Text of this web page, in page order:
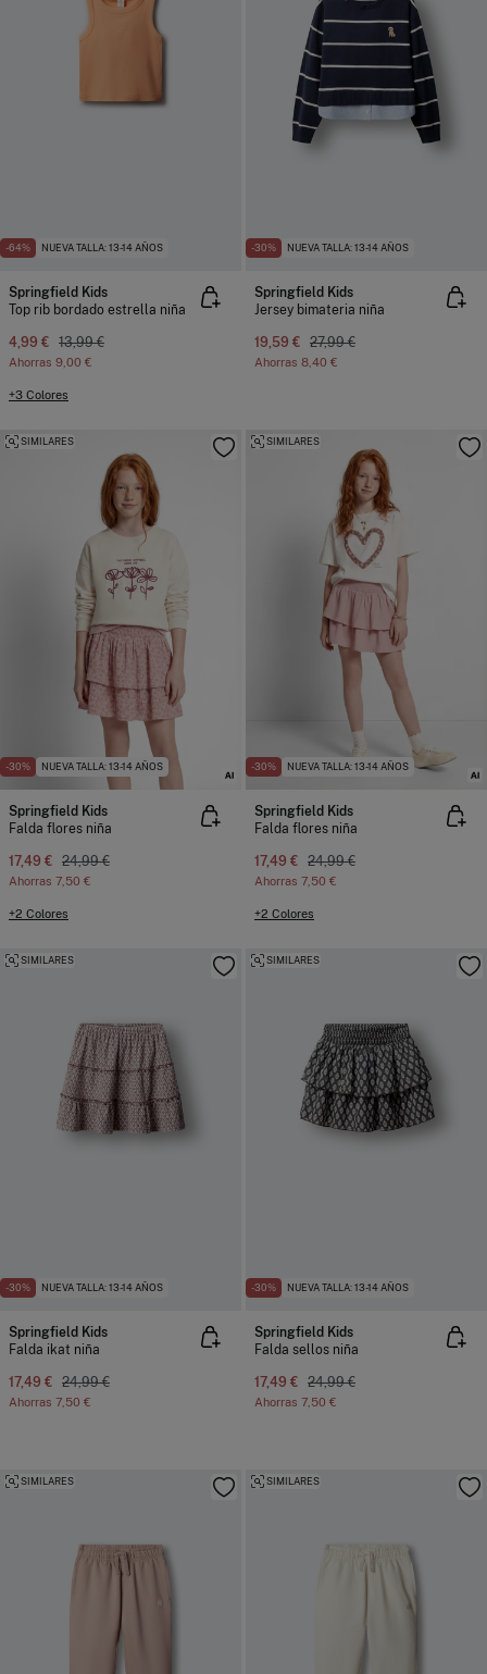
-64% NUEVA TALLA: 13-14 AÑOS
Springfield Kids
Top rib bordado estrella niña
4,99 € 13,99 €
Ahorras 9,00 €
+3 Colores
-30% NUEVA TALLA: 13-14 AÑOS
Springfield Kids
Jersey bimateria niña
19,59 € 27,99 €
Ahorras 8,40 €
-30% NUEVA TALLA: 13-14 AÑOS
SIMILARES
Springfield Kids
Falda flores niña
17,49 € 24,99 €
Ahorras 7,50 €
+2 Colores
-30% NUEVA TALLA: 13-14 AÑOS
SIMILARES
Springfield Kids
Falda flores niña
17,49 € 24,99 €
Ahorras 7,50 €
+2 Colores
-30% NUEVA TALLA: 13-14 AÑOS
SIMILARES
Springfield Kids
Falda ikat niña
17,49 € 24,99 €
Ahorras 7,50 €
-30% NUEVA TALLA: 13-14 AÑOS
SIMILARES
Springfield Kids
Falda sellos niña
17,49 € 24,99 €
Ahorras 7,50 €
SIMILARES SIMILARES